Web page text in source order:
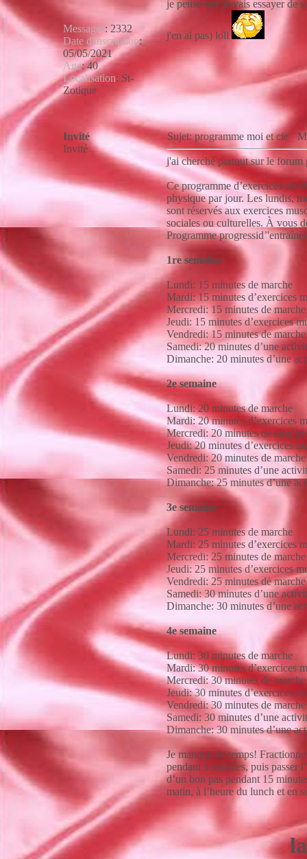
Messages: 2332
Date d'inscription:
05/05/2021
Age:40
Localisation: St-
Zotique
je pense que je vais essayer de
j'en ai pas) loll
Invité
Invité
Sujet: programme moi et cie
j'ai cherché partout sur le
Ce programme d’exercices est
physique par jour. Les lundis,
sont réservés aux exercices
sociales ou culturelles. À vous
Programme
1re semaine
Lundi: 15 minutes de marche
Mardi: 15 minutes d’exercices
Mercredi: 15 minutes de marche
Jeudi: 15 minutes d’exercices
Vendredi: 15 minutes de marche
Samedi: 20 minutes d’une
Dimanche: 20 minutes d’une
2e semaine
Lundi: 20 minutes de marche
Mardi: 20 minutes d’exercices
Mercredi: 20 minutes de marche
Jeudi: 20 minutes d’exercices
Vendredi: 20 minutes de marche
Samedi: 25 minutes d’une
Dimanche: 25 minutes d’une
3e semaine
Lundi: 25 minutes de marche
Mardi: 25 minutes d’exercices
Mercredi: 25 minutes de marche
Jeudi: 25 minutes d’exercices
Vendredi: 25 minutes de marche
Samedi: 30 minutes d’une
Dimanche: 30 minutes d’une
4e semaine
Lundi: 30 minutes de marche
Mardi: 30 minutes d’exercices
Mercredi: 30 minutes de marche
Jeudi: 30 minutes d’exercices
Vendredi: 30 minutes de marche
Samedi: 30 minutes d’une
Dimanche: 30 minutes d’une
Je manque de temps!
pendant 5 minutes, puis passer
d’un bon pas pendant 15
matin, à l’heure du lunch et en